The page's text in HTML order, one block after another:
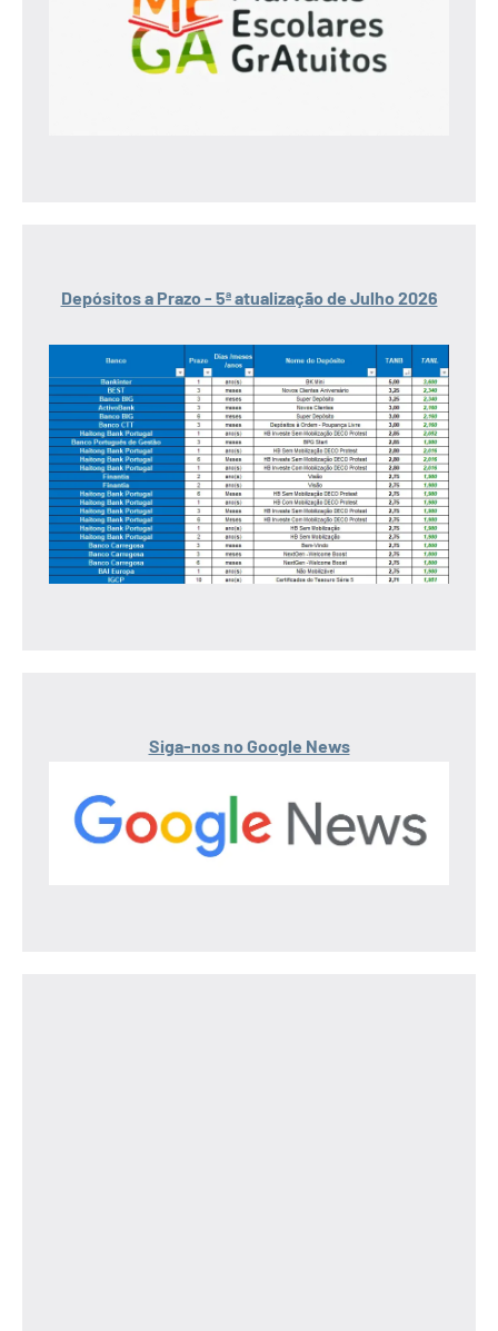
Depósitos a Prazo - 5ª atualização de Julho 2026
Siga-nos no Google News